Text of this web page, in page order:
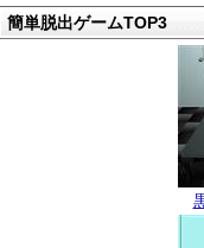
簡単脱出ゲームTOP3